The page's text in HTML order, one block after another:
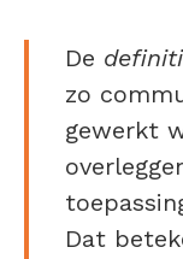
De
zo
gewerkt
Dat